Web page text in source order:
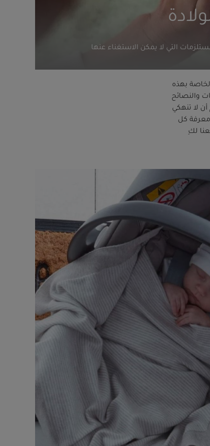
التي لا يمكن الاستغناء عنها
بهذه
والنصائح
لا تنهكي
معرفة كل
لكِ